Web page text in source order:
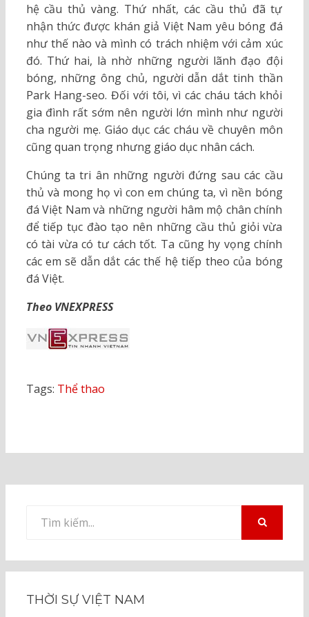
hệ cầu thủ vàng. Thứ nhất, các cầu thủ đã tự
nhận thức được khán giả Việt Nam yêu bóng đá
như thế nào và mình có trách nhiệm với cảm xúc
đó. Thứ hai, là nhờ những người lãnh đạo đội
bóng, những ông chủ, người dẫn dắt tinh thần
Park Hang-seo. Đối với tôi, vì các cháu tách khỏi
gia đình rất sớm nên người lớn mình như người
cha người mẹ. Giáo dục các cháu về chuyên môn
cũng quan trọng nhưng giáo dục nhân cách.
Chúng ta tri ân những người đứng sau các cầu
thủ và mong họ vì con em chúng ta, vì nền bóng
đá Việt Nam và những người hâm mộ chân chính
để tiếp tục đào tạo nên những cầu thủ giỏi vừa
có tài vừa có tư cách tốt. Ta cũng hy vọng chính
các em sẽ dẫn dắt các thế hệ tiếp theo của bóng
đá Việt.
Theo VNEXPRESS
Tags: Thể thao
kiếm
THỜI SỰ VIỆT NAM